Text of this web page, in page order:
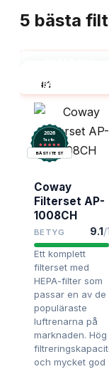
5 bästa
BÄST I TEST
#1
2026
Testix.
BÄST I TEST
Coway
Filterset AP-
1008CH
BETYG 9.1/
Ett komplett
filterset med
HEPA-filter som
passar en av de
populäraste
luftrenarna på
marknaden. Hög
och mycket god